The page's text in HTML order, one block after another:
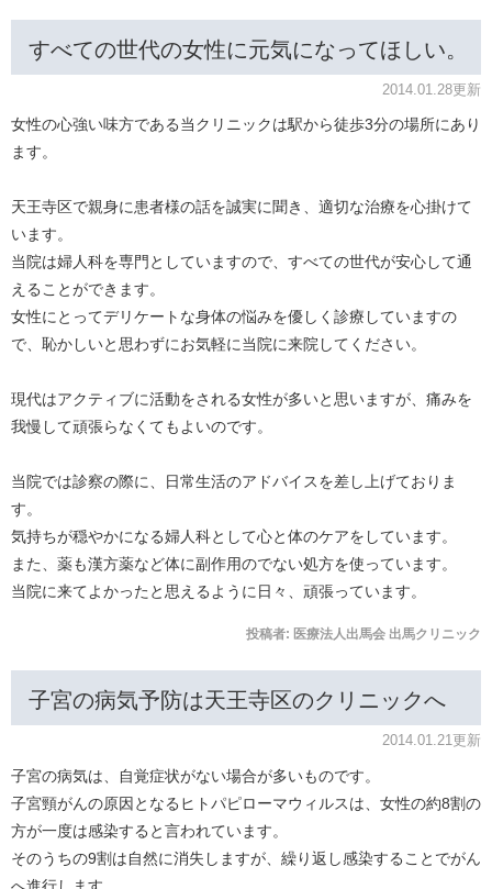
すべての世代の女性に元気になってほしい。
2014.01.28更新
女性の心強い味方である当クリニックは駅から徒歩3分の場所にあり
ます。
天王寺区で親身に患者様の話を誠実に聞き、適切な治療を心掛けて
います。
当院は婦人科を専門としていますので、すべての世代が安心して通
えることができます。
女性にとってデリケートな身体の悩みを優しく診療していますの
で、恥かしいと思わずにお気軽に当院に来院してください。
現代はアクティブに活動をされる女性が多いと思いますが、痛みを
我慢して頑張らなくてもよいのです。
当院では診察の際に、日常生活のアドバイスを差し上げておりま
す。
気持ちが穏やかになる婦人科として心と体のケアをしています。
また、薬も漢方薬など体に副作用のでない処方を使っています。
当院に来てよかったと思えるように日々、頑張っています。
投稿者: 医療法人出馬会 出馬クリニック
子宮の病気予防は天王寺区のクリニックへ
2014.01.21更新
子宮の病気は、自覚症状がない場合が多いものです。
子宮頸がんの原因となるヒトパピローマウィルスは、女性の約8割の
方が一度は感染すると言われています。
そのうちの9割は自然に消失しますが、繰り返し感染することでがん
へ進行します。